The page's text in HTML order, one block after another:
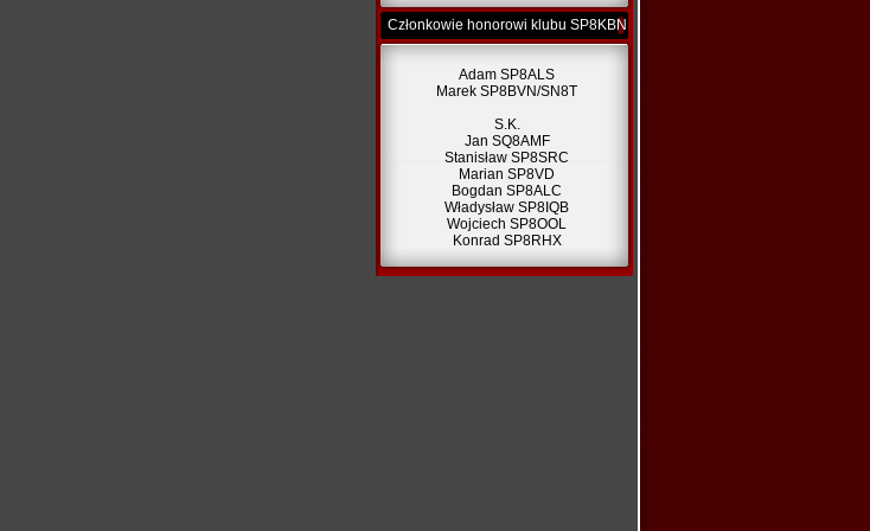
Członkowie honorowi klubu SP8KBN
Adam SP8ALS
Marek SP8BVN/SN8T
S.K.
Jan SQ8AMF
Stanisław SP8SRC
Marian SP8VD
Bogdan SP8ALC
Władysław SP8IQB
Wojciech SP8OOL
Konrad SP8RHX